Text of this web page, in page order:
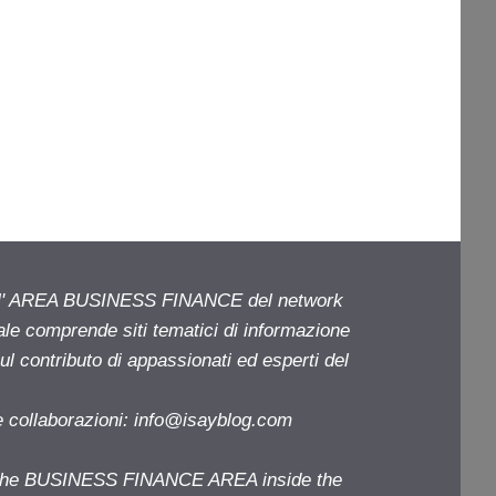
BUSINESS FINANCE del network
comprende siti tematici di informazione
contributo di appassionati ed esperti del
collaborazioni: info@isayblog.com
BUSINESS FINANCE AREA inside the